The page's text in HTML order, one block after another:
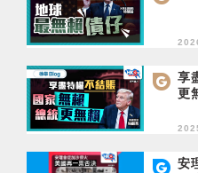
享
更
安